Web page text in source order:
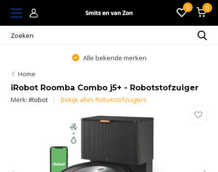
0 0
Alle bekende merken
Home
iRobot Roomba Combo j5+ - Robotstofzuiger
Merk:iRobot Bekijk alles Robotstofzuigers